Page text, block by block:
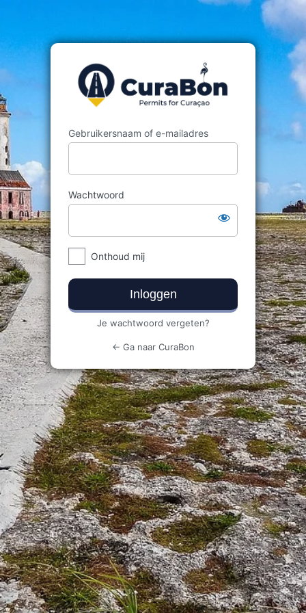
Gebruikersnaam of e-mailadres
Wachtwoord
Onthoud mij
Je wachtwoord vergeten?
← Ga naar CuraBon